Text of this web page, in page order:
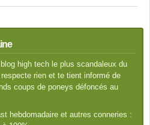
high tech le plus scandaleux du
rien et te tient informé de
coups de poneys défoncés au
hebdomadaire et autres conneries :